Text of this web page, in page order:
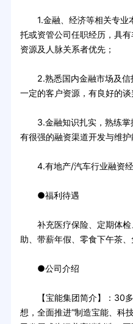
1.金融、经济等相关专业
托或资管公司任职经历，具
资源及人脉关系者优先；
2.熟悉国内金融市场及信
一定的客户资源，有良好的谈
3.金融知识扎实，熟练掌
有很强的融资渠道开发与维
4.有地产/汽车行业融资经
●福利待遇
补充医疗保险、定期体检
助、带薪年假、零食下午茶
●公司介绍
【宝能集团简介】：30多
想，全面推进“制造宝能、科